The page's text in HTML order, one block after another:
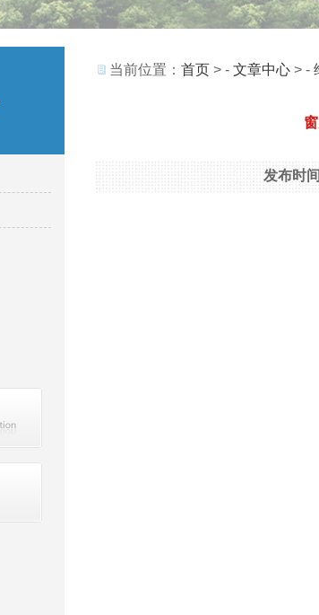
当前位置： 首页 > - 文章中心 > -
发布时